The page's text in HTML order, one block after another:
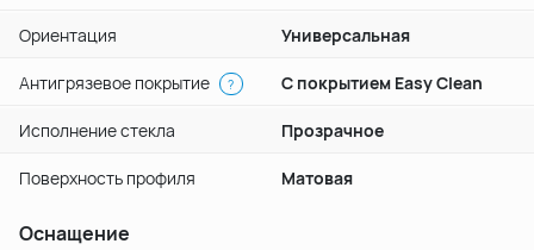
Ориентация Универсальная
Антигрязевое покрытие ? С покрытием Easy Clean
Исполнение стекла Прозрачное
Поверхность профиля Матовая
Оснащение